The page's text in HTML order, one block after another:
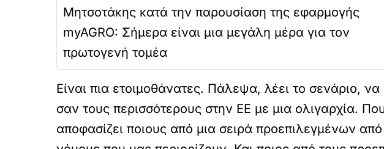
Μητσοτάκης κατά την παρουσίαση της εφαρμογής
myAGRO: Σήμερα είναι μια μεγάλη μέρα για τον
πρωτογενή τομέα
Είναι πια ετοιμοθάνατες. Πάλεψα, λέει το σενάριο,
σαν τους περισσότερους στην ΕΕ με μια ολιγαρχία.
αποφασίζει ποιους από μια σειρά προεπιλεγμένων